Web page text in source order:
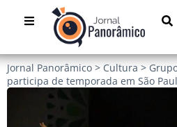
Jornal Panorâmico > Cultura >
participa de temporada em São